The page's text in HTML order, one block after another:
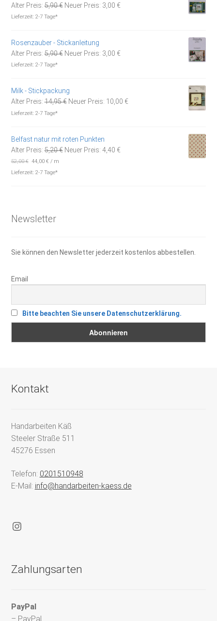
Alter Preis: 5,90€ Ursprünglicher
Neuer Preis: 3,00 €Aktueller
Lieferzeit: 2-7 Tage*
Rosenzauber - Stickanleitung
Alter Preis: 5,90€ Ursprünglicher
Neuer Preis: 3,00 €Aktueller
Lieferzeit: 2-7 Tage*
Milk - Stickpackung
Alter Preis: 14,95€ Ursprünglicher
Neuer Preis: 10,00 €Aktueller
Lieferzeit: 2-7 Tage*
Belfast natur mit roten Punkten
Alter Preis: 5,20€ Ursprünglicher
Neuer Preis: 4,40 €Aktueller
52,00€ 44,00€ / m
Lieferzeit: 2-7 Tage*
Newsletter
Sie können den Newsletter jederzeit kostenlos abbestellen.
Email
Bitte beachten Sie unsere Datenschutzerklärung.
Kontakt
Handarbeiten Käß
Steeler Straße 511
45276 Essen
Telefon: 0201510948
E-Mail: info@handarbeiten-kaess.de
Instagram
Zahlungsarten
PayPal
– PayPal